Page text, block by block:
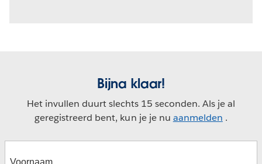
Bijna klaar!
Het invullen duurt slechts 15 seconden. Als je al
geregistreerd bent, kun je je nu aanmelden .